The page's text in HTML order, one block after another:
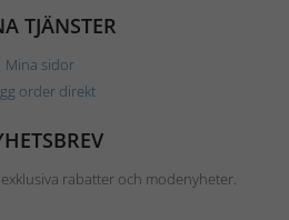
TJÄNSTER
Mina sidor
order direkt
rabatter och modenyheter.